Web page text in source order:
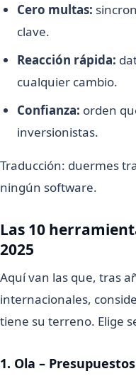
Cero multas:
clave.
Reacción rápida:
cualquier cambio.
Confianza: orden
inversionistas.
Traducción: duermes
ningún software.
Las 10
2025
Aquí van las que, tras
internacionales,
tiene su terreno. Elige
1. Ola –